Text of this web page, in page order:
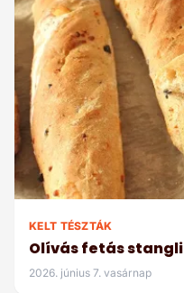
KELT TÉSZTÁK
Olívás fetás stangli
2026. június 7. vasárnap